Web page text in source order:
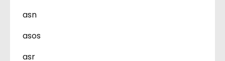
asn
asos
asr